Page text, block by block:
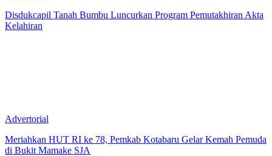
Disdukcapil Tanah Bumbu Luncurkan Program Pemutakhiran Akta
Kelahiran
Advertorial
Meriahkan HUT RI ke 78, Pemkab Kotabaru Gelar Kemah Pemuda
di Bukit Mamake SJA